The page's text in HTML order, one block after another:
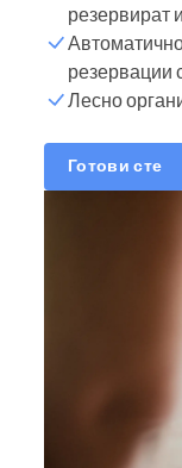
резервират
резервации
Лесно
Готови сте